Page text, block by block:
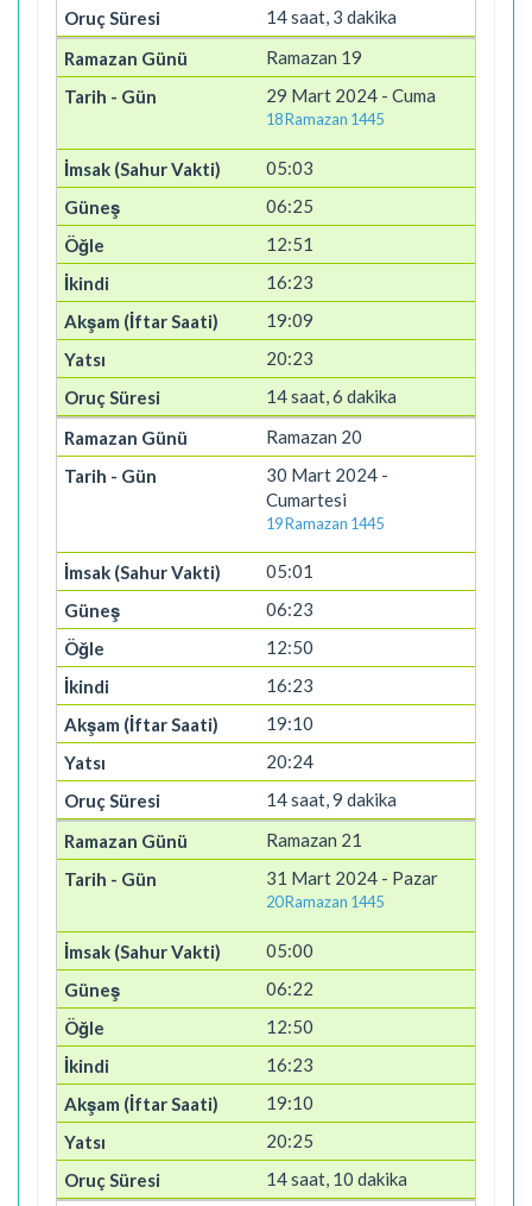
14 saat, 3 dakika
Ramazan 19
29 Mart 2024 - Cuma
18 Ramazan 1445
05:03
06:25
12:51
16:23
19:09
20:23
14 saat, 6 dakika
Ramazan 20
30 Mart 2024 -
Cumartesi
19 Ramazan 1445
05:01
06:23
12:50
16:23
19:10
20:24
14 saat, 9 dakika
Ramazan 21
31 Mart 2024 - Pazar
20 Ramazan 1445
05:00
06:22
12:50
16:23
19:10
20:25
14 saat, 10 dakika